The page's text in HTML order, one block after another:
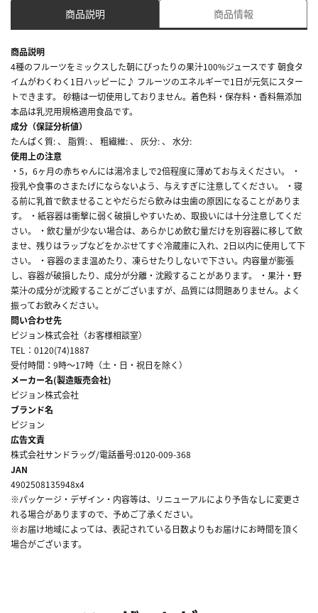
商品説明 商品情報
商品説明
4種のフルーツをミックスした朝にぴったりの果汁100%ジュースです 朝食タ
イムがわくわく1日ハッピーに♪ フルーツのエネルギーで1日が元気にスター
トできます。 砂糖は一切使用しておりません。着色料・保存料・香料無添加
本品は乳児用規格適用食品です。
成分（保証分析値）
たんぱく質: 、 脂質: 、 粗繊維: 、 灰分: 、 水分:
使用上の注意
・5，6ヶ月の赤ちゃんには湯冷ましで2倍程度に薄めてお与えください。 ・
授乳や食事のさまたげにならないよう、与えすぎに注意してください。 ・寝
る前に乳首で飲ませることやだらだら飲みは虫歯の原因になることがありま
す。 ・紙容器は衝撃に弱く破損しやすいため、取扱いには十分注意してくだ
さい。 ・飲む量が少ない場合は、あらかじめ飲む量だけを別容器に移して飲
ませ、残りはラップなどをかぶせてすぐ冷蔵庫に入れ、2日以内に使用して下
さい。 ・容器のまま温めたり、凍らせたりしないで下さい。内容量が膨張
し、容器が破損したり、成分が分離・沈殿することがあります。 ・果汁・野
菜汁の成分が沈殿することがございますが、品質には問題ありません。よく
振ってお飲みください。
問い合わせ先
ピジョン株式会社（お客様相談室）
TEL：0120(74)1887
受付時間：9時～17時（土・日・祝日を除く）
メーカー名(製造販売会社)
ピジョン株式会社
ブランド名
ピジョン
広告文責
株式会社サンドラッグ/電話番号:0120-009-368
JAN
4902508135948x4
※パッケージ・デザイン・内容等は、リニューアルにより予告なしに変更さ
れる場合がありますので、予めご了承ください。
※お届け地域によっては、表記されている日数よりもお届けにお時間を頂く
場合がございます。